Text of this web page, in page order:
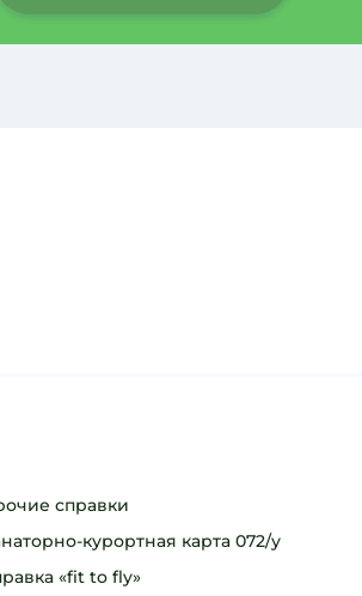
справки
курортная карта 072/у
«fit to fly»